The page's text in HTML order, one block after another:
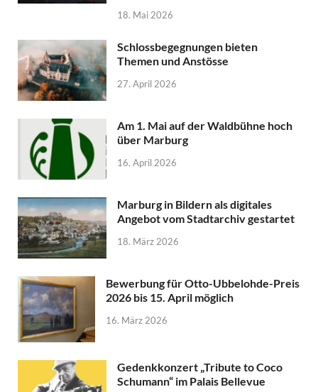
18. Mai 2026
Schlossbegegnungen bieten
Themen und Anstösse
27. April 2026
Am 1. Mai auf der Waldbühne hoch
über Marburg
16. April 2026
Marburg in Bildern als digitales
Angebot vom Stadtarchiv gestartet
18. März 2026
Bewerbung für Otto-Ubbelohde-Preis
2026 bis 15. April möglich
16. März 2026
Gedenkkonzert „Tribute to Coco
Schumann“ im Palais Bellevue